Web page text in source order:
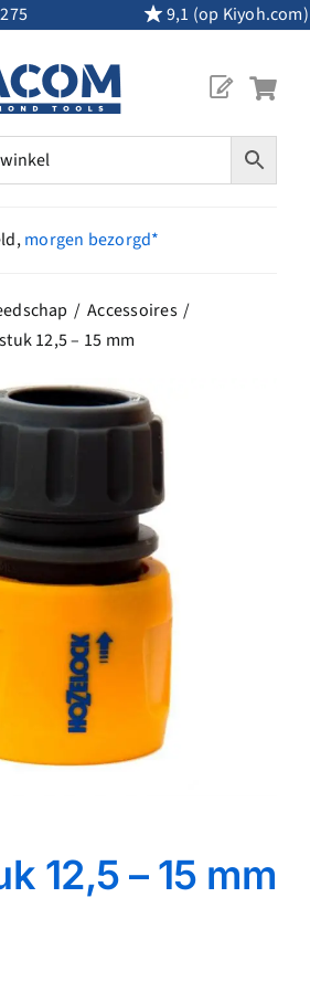
9,1 (op Kiyoh.com)
morgen bezorgd*
Accessoires
12,5 – 15 mm
12,5 – 15 mm